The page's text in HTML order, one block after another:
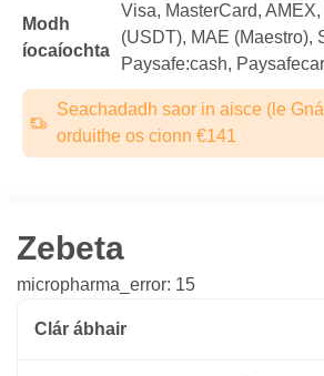
Modh
íocaíochta
Visa, MasterCard,
(USDТ), MAE (Maestro),
Paysafe:cash,
Seachadadh saor in aisce (le
orduithe os cionn €141
Zebeta
micropharma_error: 15
Clár ábhair